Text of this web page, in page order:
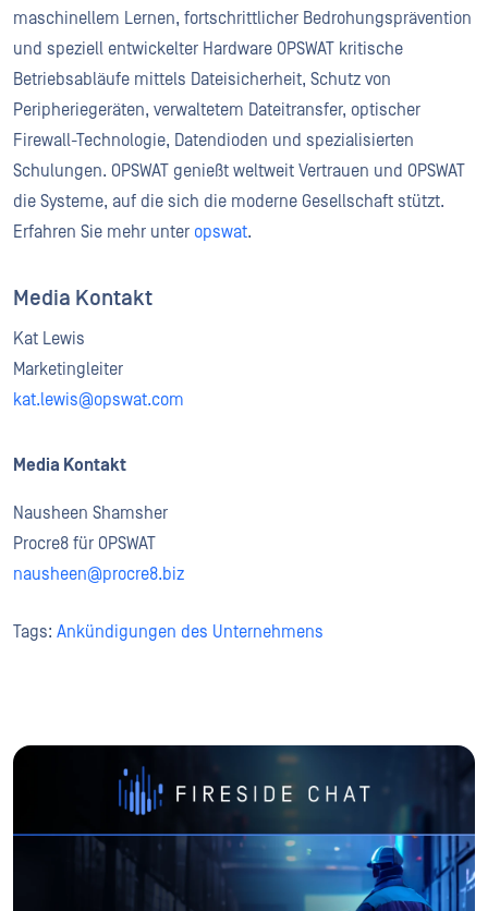
maschinellem Lernen, fortschrittlicher Bedrohungsprävention
und speziell entwickelter Hardware OPSWAT kritische
Betriebsabläufe mittels Dateisicherheit, Schutz von
Peripheriegeräten, verwaltetem Dateitransfer, optischer
Firewall-Technologie, Datendioden und spezialisierten
Schulungen. OPSWAT genießt weltweit Vertrauen und OPSWAT
die Systeme, auf die sich die moderne Gesellschaft stützt.
Erfahren Sie mehr unter opswat.
Media Kontakt
Kat Lewis
Marketingleiter
kat.lewis@opswat.com
Media Kontakt
Nausheen Shamsher
Procre8 für OPSWAT
nausheen@procre8.biz
Tags: Ankündigungen des Unternehmens